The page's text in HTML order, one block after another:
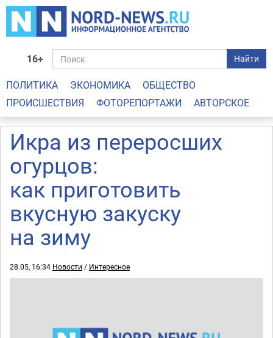
16+ Найти
ПОЛИТИКА ЭКОНОМИКА
ОБЩЕСТВО
ПРОИСШЕСТВИЯ
ФОТОРЕПОРТАЖИ АВТОРСКОЕ
Икра из переросших
огурцов:
как приготовить
вкусную закуску
на зиму
28.05, 16:34 Новости / Интересное